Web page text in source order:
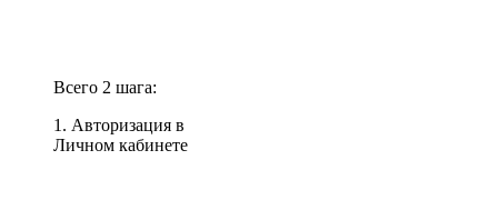
Всего 2 шага:
1. Авторизация в
Личном кабинете